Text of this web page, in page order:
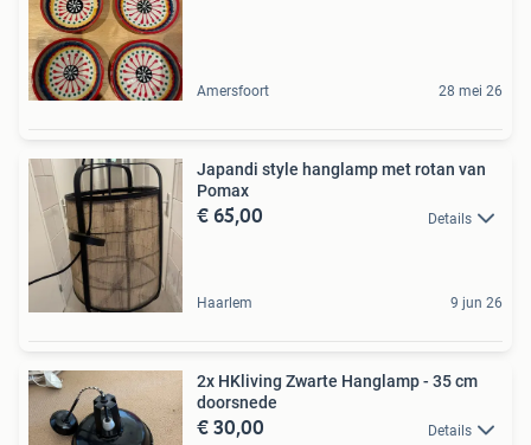
Amersfoort 28 mei 26
Japandi style hanglamp met rotan van
Pomax
€ 65,00 Details
Haarlem 9 jun 26
2x HKliving Zwarte Hanglamp - 35 cm
doorsnede
€ 30,00 Details